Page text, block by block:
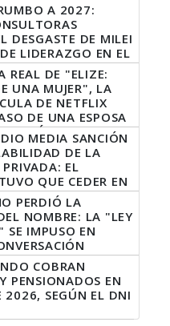
A 2027:
DESGASTE DE MILEI
LIDERAZGO EN EL
REAL DE "ELIZE:
UNA MUJER", LA
DE NETFLIX
DE UNA ESPOSA
A SU
MEDIA SANCIÓN
DE LA
EL
QUE CEDER EN
DEL FUEGO
PERDIÓ LA
NOMBRE: LA "LEY
SE IMPUSO EN
COBRAN
PENSIONADOS EN
2026, SEGÚN EL DNI